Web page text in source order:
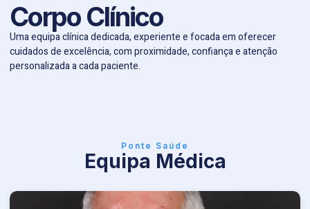
Corpo Clínico
Uma equipa clínica dedicada, experiente e focada em oferecer
cuidados de excelência, com proximidade, confiança e atenção
personalizada a cada paciente.
Ponte Saúde
Equipa Médica